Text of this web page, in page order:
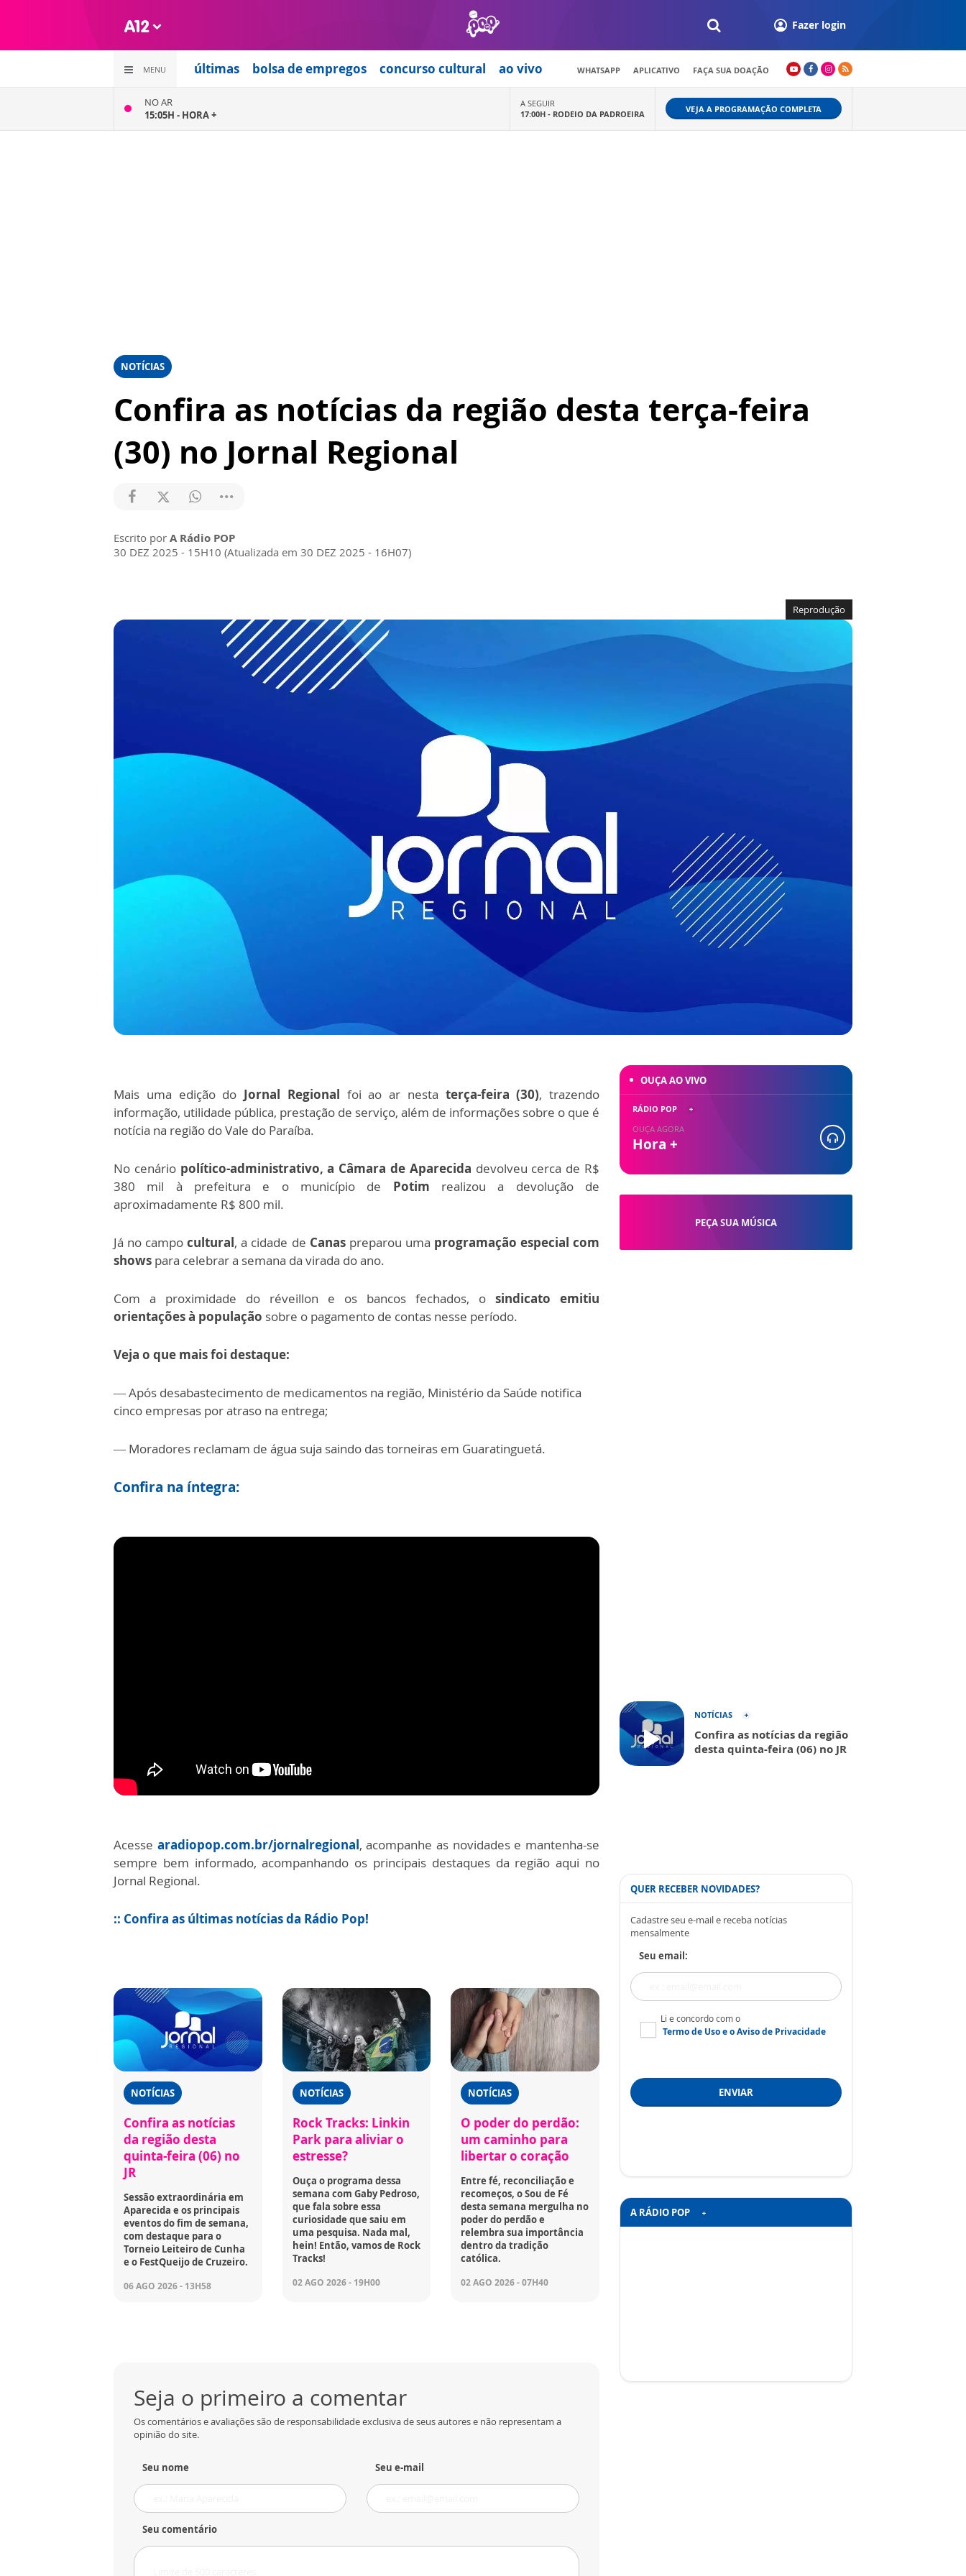
Fazer login
MENU últimas bolsa de empregos concurso cultural ao vivo WHATSAPP APLICATIVO FAÇA SUA DOAÇÃO
NO AR
15:05H - HORA +
A SEGUIR
17:00H - RODEIO DA PADROEIRA VEJA A PROGRAMAÇÃO COMPLETA
NOTÍCIAS
Confira as notícias da região desta terça-feira
(30) no Jornal Regional
Escrito por A Rádio POP
30 DEZ 2025 - 15H10 (Atualizada em 30 DEZ 2025 - 16H07)
Reprodução
Mais uma edição do Jornal Regional foi ao ar nesta terça-feira (30), trazendo
informação, utilidade pública, prestação de serviço, além de informações sobre o que é
notícia na região do Vale do Paraíba.
No cenário político-administrativo, a Câmara de Aparecida devolveu cerca de R$
380 mil à prefeitura e o município de Potim realizou a devolução de
aproximadamente R$ 800 mil.
Já no campocultural, a cidade de Canas preparou uma programação especial com
shows para celebrar a semana da virada do ano.
Com a proximidade do réveillon e os bancos fechados, o sindicato emitiu
orientações à população sobre o pagamento de contas nesse período.
Veja o que mais foi destaque:
— Após desabastecimento de medicamentos na região, Ministério da Saúde notifica
cinco empresas por atraso na entrega;
— Moradores reclamam de água suja saindo das torneiras em Guaratinguetá.
Confira na íntegra:
Acesse aradiopop.com.br/jornalregional, acompanhe as novidades e mantenha-se
sempre bem informado, acompanhando os principais destaques da região aqui no
Jornal Regional.
:: Confira as últimas notícias da Rádio Pop!
NOTÍCIAS
Confira as notícias
da região desta
quinta-feira (06) no
JR
Sessão extraordinária em
Aparecida e os principais
eventos do fim de semana,
com destaque para o
Torneio Leiteiro de Cunha
e o FestQueijo de Cruzeiro.
06 AGO 2026 - 13H58
NOTÍCIAS
Rock Tracks: Linkin
Park para aliviar o
estresse?
Ouça o programa dessa
semana com Gaby Pedroso,
que fala sobre essa
curiosidade que saiu em
uma pesquisa. Nada mal,
hein! Então, vamos de Rock
Tracks!
02 AGO 2026 - 19H00
NOTÍCIAS
O poder do perdão:
um caminho para
libertar o coração
Entre fé, reconciliação e
recomeços, o Sou de Fé
desta semana mergulha no
poder do perdão e
relembra sua importância
dentro da tradição
católica.
02 AGO 2026 - 07H40
Seja o primeiro a comentar
Os comentários e avaliações são de responsabilidade exclusiva de seus autores e não representam a
opinião do site.
Seu nome Seu e-mail
Seu comentário
PEÇA SUA MÚSICA
OUÇA AO VIVO
RÁDIO POP
OUÇA AGORA
Hora +
NOTÍCIAS
Confira as notícias da região
desta quinta-feira (06) no JR
QUER RECEBER NOVIDADES?
Cadastre seu e-mail e receba notícias
mensalmente
Seu email:
Li e concordo com o
Termo de Usoe oAviso de Privacidade
ENVIAR
A RÁDIO POP